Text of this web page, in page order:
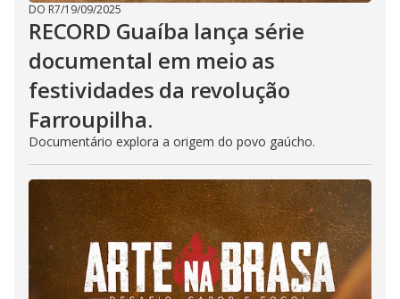
DO R7/19/09/2025
RECORD Guaíba lança série
documental em meio as
festividades da revolução
Farroupilha.
Documentário explora a origem do povo gaúcho.